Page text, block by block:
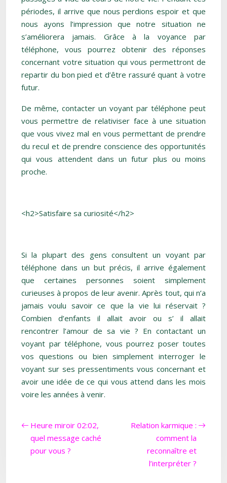
périodes, il arrive que nous perdions espoir et que
nous ayons l’impression que notre situation ne
s’améliorera jamais. Grâce à la voyance par
téléphone, vous pourrez obtenir des réponses
concernant votre situation qui vous permettront de
repartir du bon pied et d’être rassuré quant à votre
futur.
De même, contacter un voyant par téléphone peut
vous permettre de relativiser face à une situation
que vous vivez mal en vous permettant de prendre
du recul et de prendre conscience des opportunités
qui vous attendent dans un futur plus ou moins
proche.
<h2>Satisfaire sa curiosité</h2>
Si la plupart des gens consultent un voyant par
téléphone dans un but précis, il arrive également
que certaines personnes soient simplement
curieuses à propos de leur avenir. Après tout, qui n’a
jamais voulu savoir ce que la vie lui réservait ?
Combien d’enfants il allait avoir ou s’ il allait
rencontrer l’amour de sa vie ? En contactant un
voyant par téléphone, vous pourrez poser toutes
vos questions ou bien simplement interroger le
voyant sur ses pressentiments vous concernant et
avoir une idée de ce qui vous attend dans les mois
voire les années à venir.
Heure miroir 02:02,
quel message caché
pour vous ?
Relation karmique :
comment la
reconnaître et
l’interpréter ?